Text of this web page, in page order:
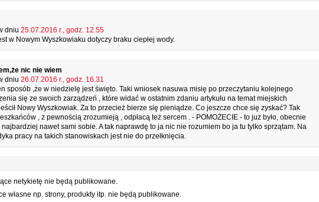
dniu 25.07.2016 r., godz. 12.55
w Nowym Wyszkowiaku dotyczy braku ciepłej wody.
nic nie wiem
dniu 26.07.2016 r., godz. 16.31
sposób ,że w niedzielę jest święto. Taki wniosek nasuwa misię po przeczytaniu kolejnego
się ze swoich zarządzeń , które widać w ostatnim zdaniu artykułu na temat miejskich
Nowy Wyszkowiak. Za to przecież bierze się pieniądze. Co jeszcze chce się zyskać? Tak
, z pewnością zrozumieją , odpłacą też sercem . - POMOŻECIE - to już było, obecnie
nawet sami sobie. A tak naprawdę to ja nic nie rozumiem bo ja tu tylko sprzątam. Na
pracy na takich stanowiskach jest nie do przełknięcia.
netykietę nie będą publikowane.
własne np. strony, produkty itp. nie będą publikowane.